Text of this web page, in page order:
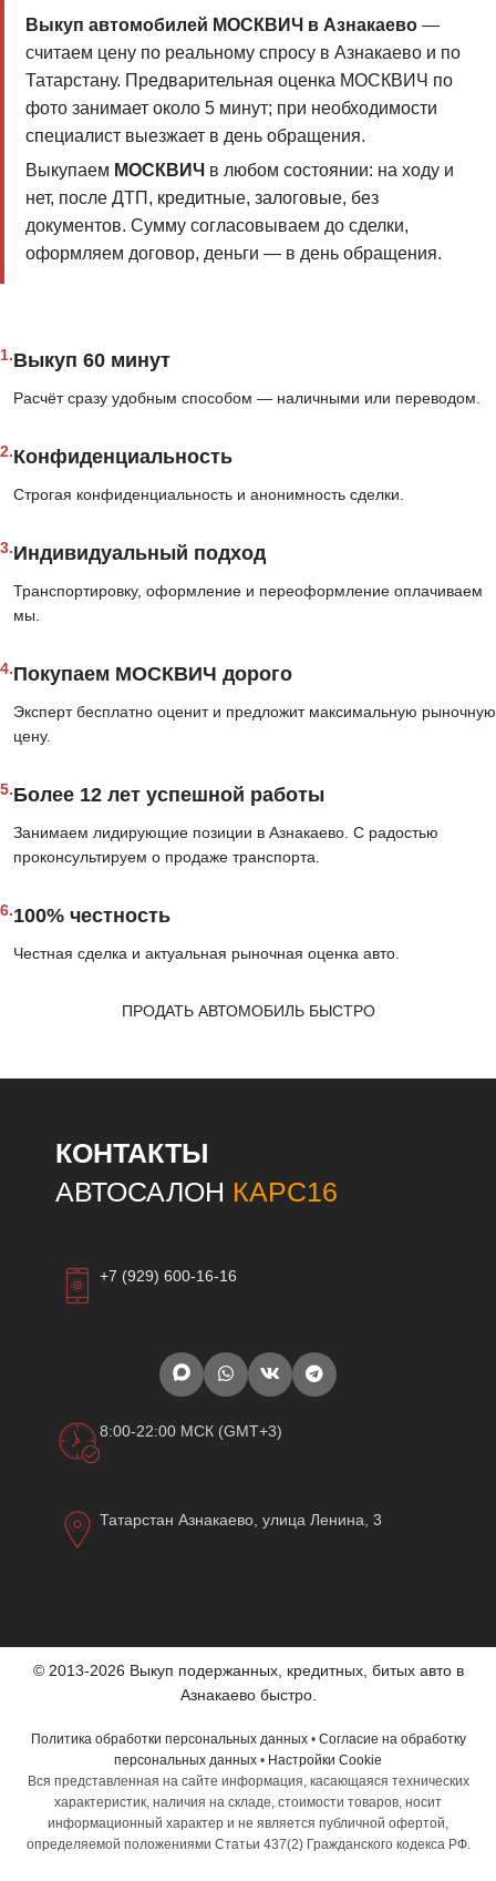
Выкуп автомобилей МОСКВИЧ в Азнакаево—
считаем цену по реальному спросу в Азнакаево и по
Татарстану. Предварительная оценка МОСКВИЧ по
фото занимает около 5 минут; при необходимости
специалист выезжает в день обращения.
Выкупаем МОСКВИЧ в любом состоянии: на ходу и
нет, после ДТП, кредитные, залоговые, без
документов. Сумму согласовываем до сделки,
оформляем договор, деньги — в день обращения.
1.Выкуп 60 минут
Расчёт сразу удобным способом — наличными или переводом.
2.Конфиденциальность
Строгая конфиденциальность и анонимность сделки.
3.Индивидуальный подход
Транспортировку, оформление и переоформление оплачиваем
мы.
4.Покупаем МОСКВИЧ дорого
Эксперт бесплатно оценит и предложит максимальную рыночную
цену.
5.Более 12 лет успешной работы
Занимаем лидирующие позиции в Азнакаево. С радостью
проконсультируем о продаже транспорта.
6.100% честность
Честная сделка и актуальная рыночная оценка авто.
ПРОДАТЬ АВТОМОБИЛЬ БЫСТРО
КОНТАКТЫ
АВТОСАЛОН КАРС16
+7 (929) 600-16-16
8:00-22:00 МСК (GMT+3)
Татарстан Азнакаево, улица Ленина, 3
© 2013-2026 Выкуп подержанных, кредитных, битых авто в
Азнакаево быстро.
Политика обработки персональных данных• Согласие на обработку
персональных данных • Настройки Cookie
Вся представленная на сайте информация, касающаяся технических
характеристик, наличия на складе, стоимости товаров, носит
информационный характер и не является публичной офертой,
определяемой положениями Статьи 437(2) Гражданского кодекса РФ.